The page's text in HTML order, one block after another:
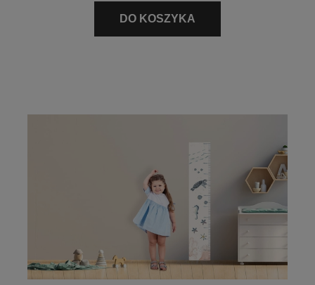
DO KOSZYKA